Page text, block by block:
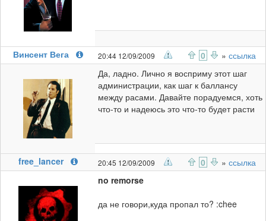
Винсент Вега 20:44 12/09/2009 0 » ссылка
Да, ладно. Лично я восприму этот шаг
администрации, как шаг к баллансу
между расами. Давайте порадуемся, хоть
что-то и надеюсь это что-то будет расти
free_lancer 20:45 12/09/2009 0 » ссылка
no remorse
да не говори,куда пропал то? :chee